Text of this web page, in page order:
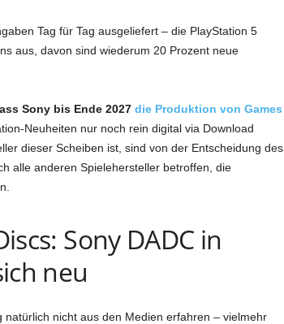
Tag für Tag ausgeliefert – die PlayStation 5
aus, davon sind wiederum 20 Prozent neue
Sony bis Ende 2027 die Produktion von Games
Neuheiten nur noch rein digital via Download
dieser Scheiben ist, sind von der Entscheidung des
alle anderen Spielehersteller betroffen, die
Sony DADC in
neu
nicht aus den Medien erfahren – vielmehr